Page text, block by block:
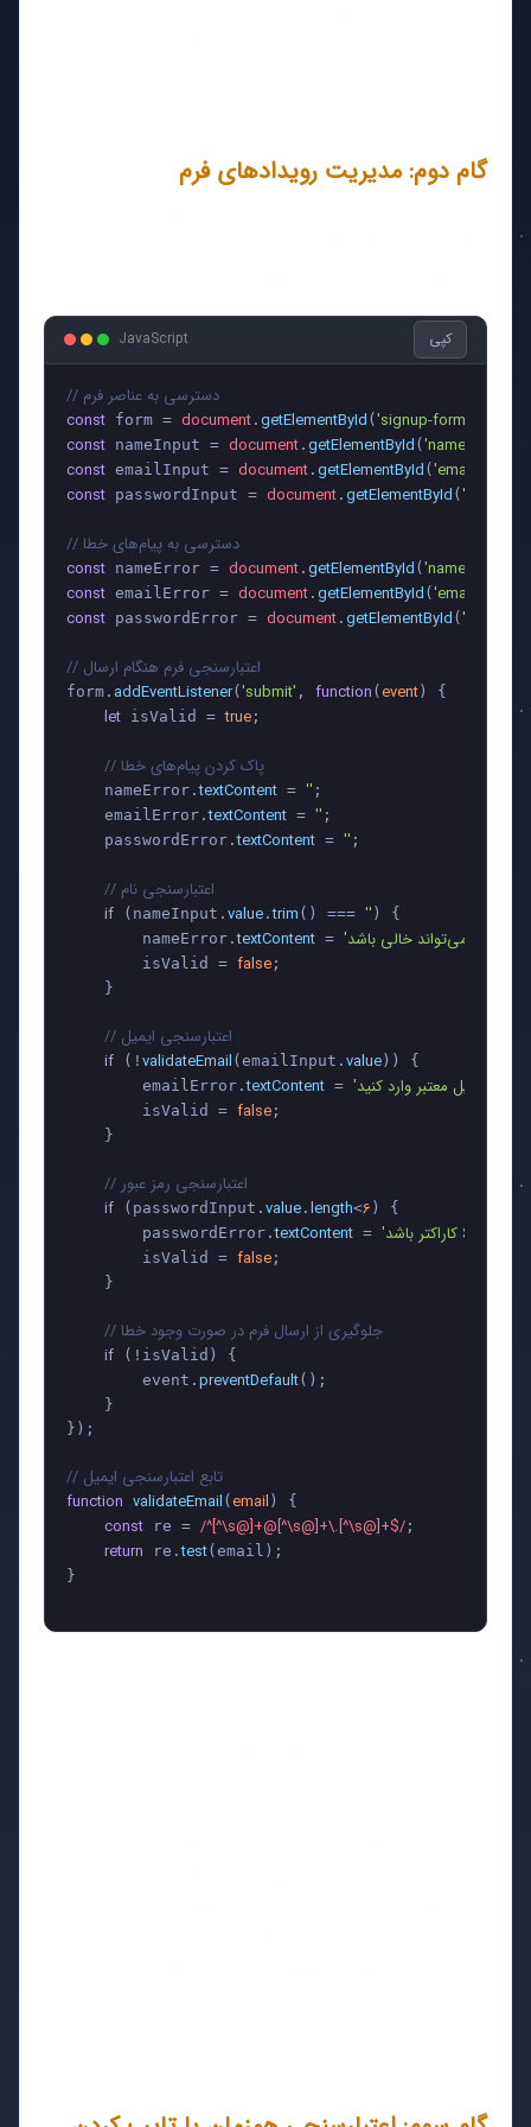
گام دوم: مدیریت رویدادهای فرم
JavaScript کپی
// دسترسی به عناصر فرم
const form = document . getElementById ( 'signup-form'
const nameInput = document . getElementById ( 'name'
const emailInput = document . getElementById ( 'email'
const passwordInput = document . getElementById (
// دسترسی به پیام‌های خطا
const nameError = document . getElementById ( 'name-error'
const emailError = document . getElementById ( 'email-error'
const passwordError = document . getElementById (
// اعتبارسنجی فرم هنگام ارسال
form. addEventListener( 'submit' , function ( event ) {
let isValid = true ;
// پاک کردن پیام‌های خطا
    nameError.
textContent = '' ;
    emailError.
textContent = '' ;
    passwordError.
textContent = '' ;
// اعتبارسنجی نام
if (nameInput. value .trim () === '' ) {
        nameError.
textContent =
        isValid =
false ;
    }
// اعتبارسنجی ایمیل
if (! validateEmail (emailInput. value )) {
        emailError.
textContent =
        isValid =
false ;
    }
// اعتبارسنجی رمز عبور
if (passwordInput. value . length<6 ) {
        passwordError.
textContent =
        isValid =
false ;
    }
// جلوگیری از ارسال فرم در صورت وجود خطا
if (!isValid) {
        event.
preventDefault();
    }
});
// تابع اعتبارسنجی ایمیل
function validateEmail ( email ) {
const re = /^[^\s@]+@[^\s@]+\.[^\s@]+$/ ;
return re.test(email);
}